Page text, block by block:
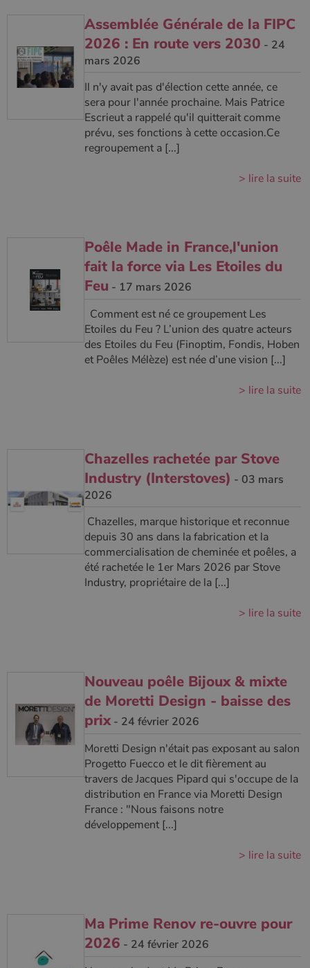
Assemblée Générale de la FIPC
2026 : En route vers 2030 - 24
mars 2026
Il n'y avait pas d'élection cette année, ce
sera pour l'année prochaine. Mais Patrice
Escrieut a rappelé qu'il quitterait comme
prévu, ses fonctions à cette occasion.Ce
regroupement a [...]
> lire la suite
Poêle Made in France,l'union
fait la force via Les Etoiles du
Feu - 17 mars 2026
Comment est né ce groupement Les
Etoiles du Feu ? L’union des quatre acteurs
des Etoiles du Feu (Finoptim, Fondis, Hoben
et Poêles Mélèze) est née d’une vision [...]
> lire la suite
Chazelles rachetée par Stove
Industry (Interstoves) - 03 mars
2026
Chazelles, marque historique et reconnue
depuis 30 ans dans la fabrication et la
commercialisation de cheminée et poêles, a
été rachetée le 1er Mars 2026 par Stove
Industry, propriétaire de la [...]
> lire la suite
Nouveau poêle Bijoux & mixte
de Moretti Design - baisse des
prix- 24 février 2026
Moretti Design n'était pas exposant au salon
Progetto Fuecco et le dit fièrement au
travers de Jacques Pipard qui s'occupe de la
distribution en France via Moretti Design
France : "Nous faisons notre
développement [...]
> lire la suite
Ma Prime Renov re-ouvre pour
2026 - 24 février 2026
session.